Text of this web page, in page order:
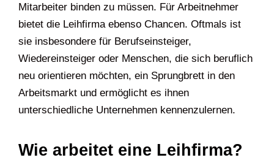
Mitarbeiter binden zu müssen. Für Arbeitnehmer
bietet die Leihfirma ebenso Chancen. Oftmals ist
sie insbesondere für Berufseinsteiger,
Wiedereinsteiger oder Menschen, die sich beruflich
neu orientieren möchten, ein Sprungbrett in den
Arbeitsmarkt und ermöglicht es ihnen
unterschiedliche Unternehmen kennenzulernen.
Wie arbeitet eine Leihfirma?